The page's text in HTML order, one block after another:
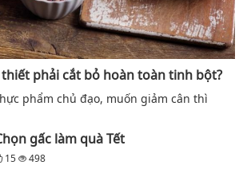
phải cắt bỏ hoàn toàn tinh bột?
phẩm chủ đạo, muốn giảm cân thì
gấc làm quà Tết
15 498